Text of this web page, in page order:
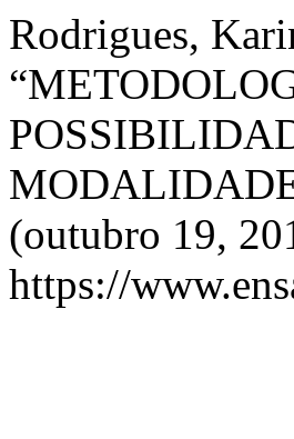
Rodrigues,
(outubro 19,
https://